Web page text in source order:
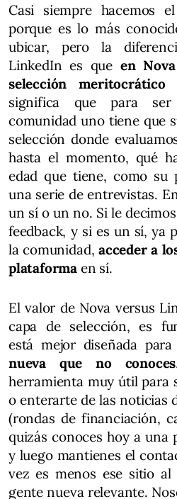
Casi siempre hacemos
porque es lo más
ubicar, pero la
LinkedIn es que en
selección meritocrático
significa que para
comunidad uno tiene que
selección donde
hasta el momento, qué
edad que tiene, como su
una serie de entrevistas.
un sí o un no. Si le
feedback, y si es un sí, ya
la comunidad, acceder a
plataforma en sí.
El valor de Nova versus
capa de selección, es
está mejor diseñada para
nueva que no conoces
herramienta muy útil para
o enterarte de las noticias
(rondas de financiación,
quizás conoces hoy a una
y luego mantienes el
vez es menos ese sitio
gente nueva relevante.